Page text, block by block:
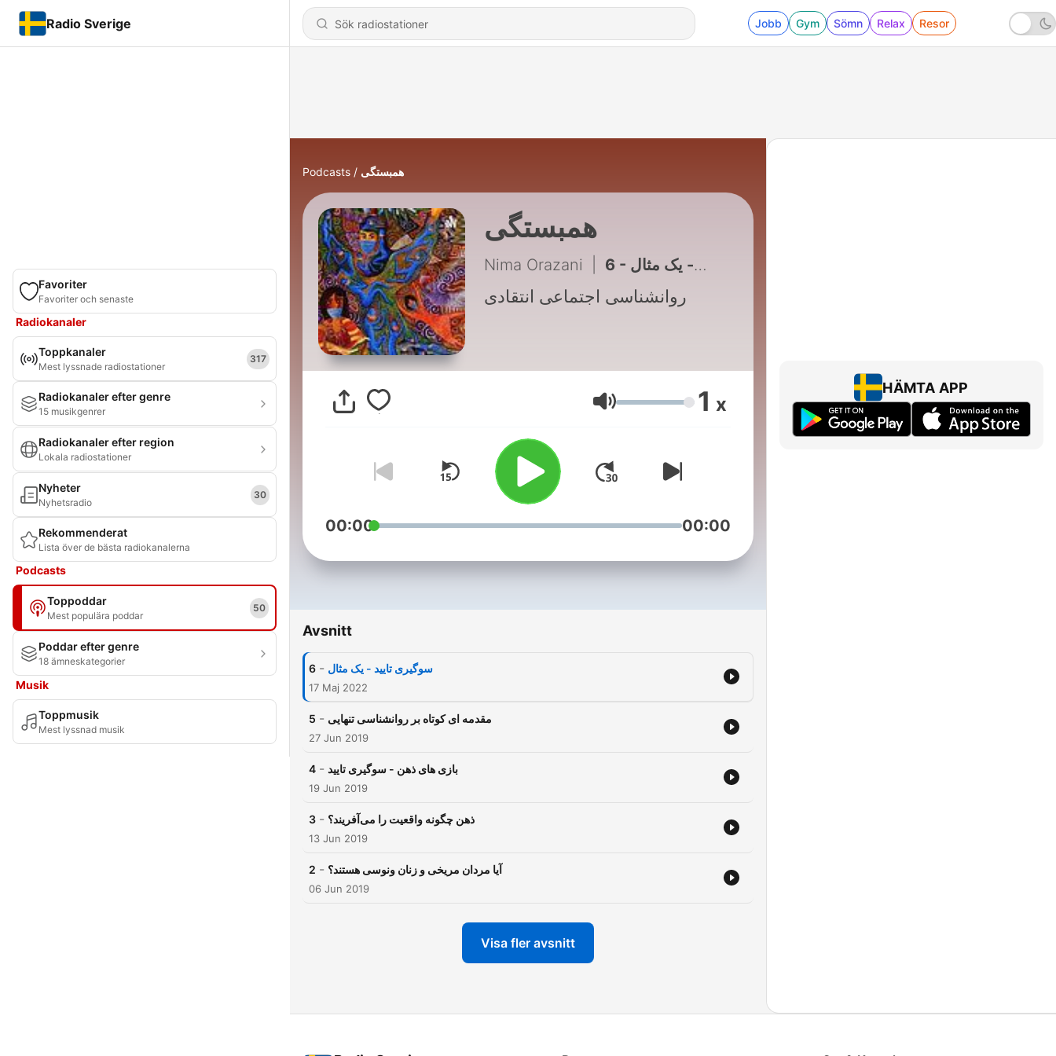
Radio Sverige Jobb Gym Sömn Relax Resor
Favoriter
Favoriter och senaste
Radiokanaler
Toppkanaler
Mest lyssnade radiostationer
317
Radiokanaler efter genre
15 musikgenrer
Radiokanaler efter region
Lokala radiostationer
Nyheter
Nyhetsradio
30
Rekommenderat
Lista över de bästa radiokanalerna
Podcasts
Toppoddar
Mest populära poddar
50
Poddar efter genre
18 ämneskategorier
Musik
Toppmusik
Mest lyssnad musik
Podcasts همبستگی
همبستگی
Nima Orazani 6 - سوگیری تایید - یک مثال
روانشناسی اجتماعی انتقادی
Volym 1 x
00:00 00:00
Avsnitt
6 - سوگیری تایید - یک مثال
17 Maj 2022
5 - مقدمه ای کوتاه بر روانشناسی تنهایی
27 Jun 2019
4 - بازی های ذهن - سوگیری تایید
19 Jun 2019
3 - ذهن چگونه واقعیت را می‌آفریند؟
13 Jun 2019
2 - آیا مردان مریخی و زنان ونوسی هستند؟
06 Jun 2019
Visa fler avsnitt
HÄMTA APP